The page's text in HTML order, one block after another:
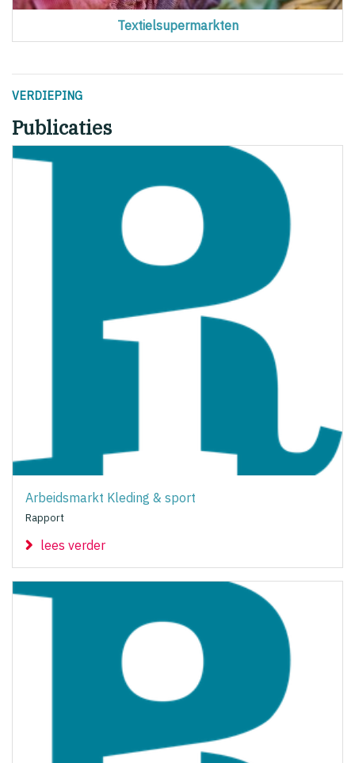
Textielsupermarkten
VERDIEPING
Publicaties
Arbeidsmarkt Kleding & sport
Rapport
lees verder